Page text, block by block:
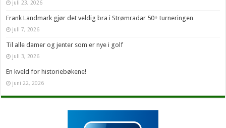
juli 23, 2026
Frank Landmark gjør det veldig bra i Strømradar 50+ turneringen
juli 7, 2026
Til alle damer og jenter som er nye i golf
juli 3, 2026
En kveld for historiebøkene!
juni 22, 2026